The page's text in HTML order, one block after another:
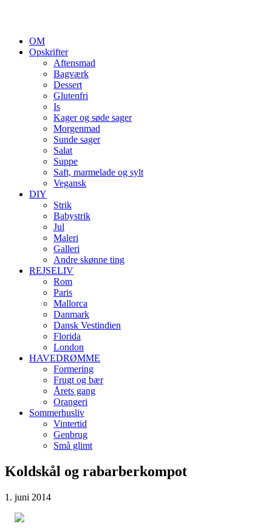
OM
Opskrifter
Aftensmad
Bagværk
Dessert
Glutenfri
Is
Kager og søde sager
Morgenmad
Sunde sager
Salat
Suppe
Saft, marmelade og sylt
Vegansk
DIY
Strik
Babystrik
Jul
Maleri
Galleri
Andre skønne ting
REJSELIV
Rom
Paris
Mallorca
Danmark
Dansk Vestindien
Florida
London
HAVEDRØMME
Formering
Frugt og bær
Årets gang
Orangeri
Sommerhusliv
Vintertid
Genbrug
Små glimt
Koldskål og rabarberkompot
1. juni 2014